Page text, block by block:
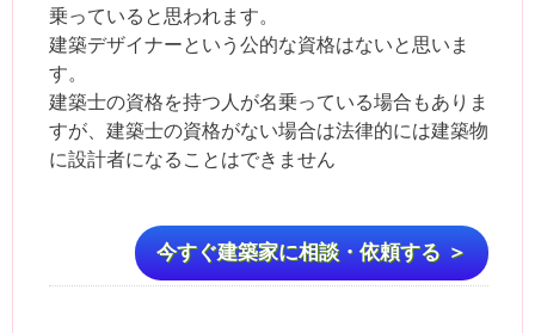
乗っていると思われます。
建築デザイナーという公的な資格はないと思いま
す。
建築士の資格を持つ人が名乗っている場合もありま
すが、建築士の資格がない場合は法律的には建築物
に設計者になることはできません
今すぐ建築家に相談・依頼する ＞